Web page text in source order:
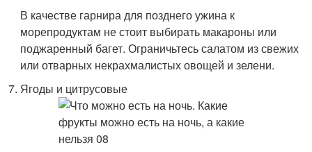
В качестве гарнира для позднего ужина к
морепродуктам не стоит выбирать макароны или
поджаренный багет. Ограничьтесь салатом из свежих
или отварных некрахмалистых овощей и зелени.
Ягоды и цитрусовые